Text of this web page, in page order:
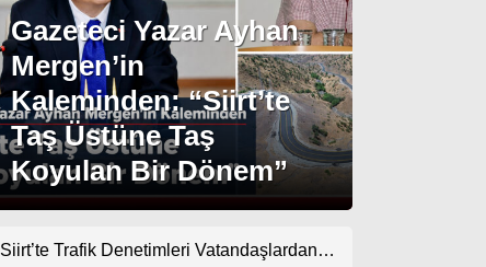
Gündem
Gazeteci Yazar Ayhan
Mergen’in
Kaleminden: “Siirt’te
Taş Üstüne Taş
Koyulan Bir Dönem”
Siirt’te Trafik Denetimleri Vatandaşlardan